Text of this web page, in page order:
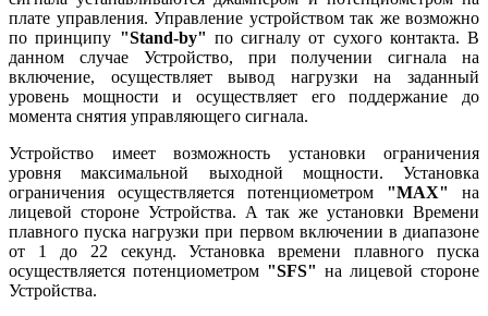
плате управления. Управление устройством так же возможно
по принципу "Stand-by" по сигналу от сухого контакта. В
данном случае Устройство, при получении сигнала на
включение, осуществляет вывод нагрузки на заданный
уровень мощности и осуществляет его поддержание до
момента снятия управляющего сигнала.
Устройство имеет возможность установки ограничения
уровня максимальной выходной мощности. Установка
ограничения осуществляется потенциометром "MAX"
на
лицевой стороне Устройства. А так же установки Времени
плавного пуска нагрузки при первом включении в диапазоне
от 1 до 22 секунд. Установка времени плавного пуска
осуществляется потенциометром "SFS" на лицевой стороне
Устройства.